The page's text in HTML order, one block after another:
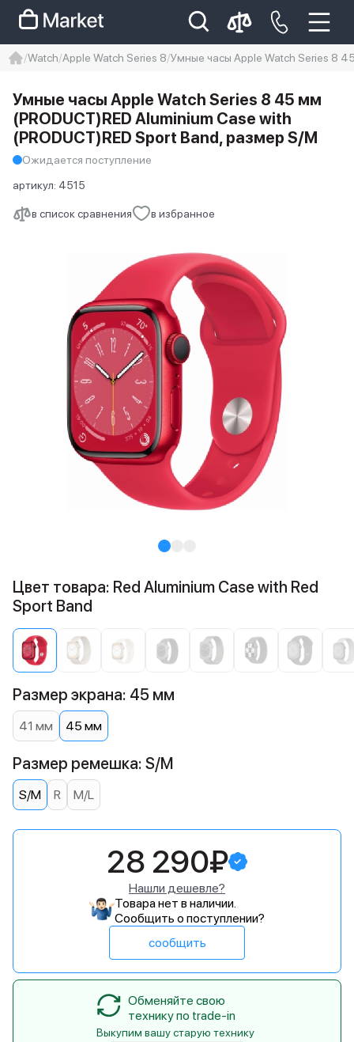
Iphone 14 pro max
айфон 14
Watch Apple Watch Series 8 Умные часы Apple Watch Series 8
в список сравнения в избранное
Умные часы Apple Watch Series 8 45 мм
(PRODUCT)RED Aluminium Case with
(PRODUCT)RED Sport Band, размер S/M
Ожидается поступление
артикул: 4515
Цвет товара: Red Aluminium Case with Red
Sport Band
Размер экрана: 45 мм
41 мм 45 мм
Размер ремешка: S/M
S/M R M/L
28 290₽
Нашли дешевле?
Товара нет в наличии.
Сообщить о поступлении?
сообщить
Обменяйте свою
технику по trade-in
Выкупим вашу старую технику